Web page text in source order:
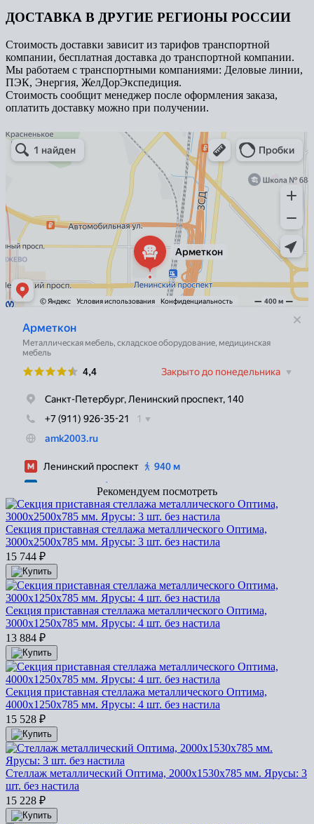
ДОСТАВКА В ДРУГИЕ РЕГИОНЫ РОССИИ
Стоимость доставки зависит из тарифов транспортной
компании, бесплатная доставка до транспортной компании.
Мы работаем с транспортными компаниями: Деловые линии,
ПЭК, Энергия, ЖелДорЭкспедиция.
Стоимость сообщит менеджер после оформления заказа,
оплатить доставку можно при получении.
Арметкон
Металлическая мебель в Санкт‑Петербурге
Торговое оборудование в Санкт‑Петербурге
Рекомендуем посмотреть
Секция приставная стеллажа металлического Оптима,
3000x2500x785 мм. Ярусы: 3 шт. без настила
15 744 ₽
Секция приставная стеллажа металлического Оптима,
3000x1250x785 мм. Ярусы: 4 шт. без настила
13 884 ₽
Секция приставная стеллажа металлического Оптима,
4000x1250x785 мм. Ярусы: 4 шт. без настила
15 528 ₽
Стеллаж металлический Оптима, 2000x1530x785 мм. Ярусы: 3
шт. без настила
15 228 ₽